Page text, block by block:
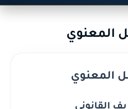
المعنوي
المعنوي
القانوني